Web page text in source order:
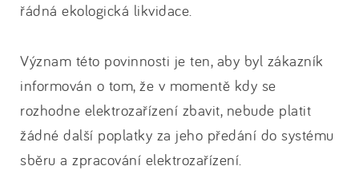
řádná ekologická likvidace.
Význam této povinnosti je ten, aby byl zákazník
informován o tom, že v momentě kdy se
rozhodne elektrozařízení zbavit, nebude platit
žádné další poplatky za jeho předání do systému
sběru a zpracování elektrozařízení.